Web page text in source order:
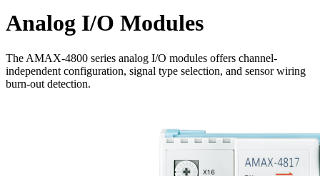
Analog I/O Modules
The AMAX-4800 series analog I/O modules offers channel-
independent configuration, signal type selection, and sensor wiring
burn-out detection.